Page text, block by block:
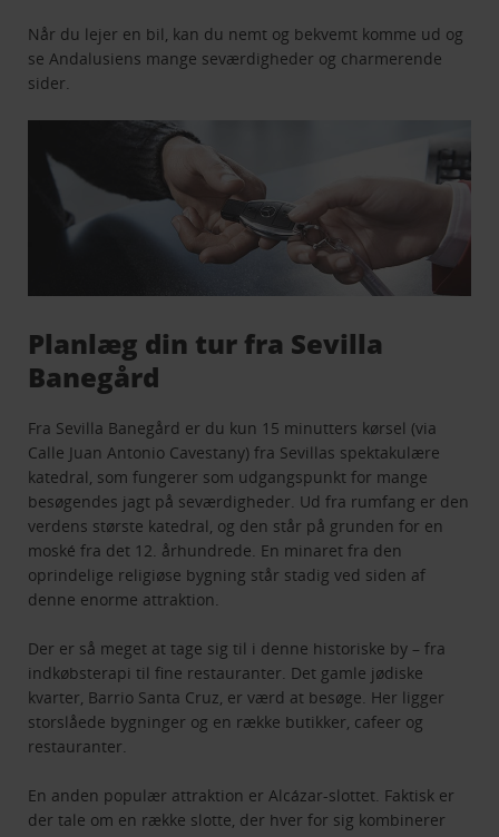
Når du lejer en bil, kan du nemt og bekvemt komme ud og
se Andalusiens mange seværdigheder og charmerende
sider.
Planlæg din tur fra Sevilla
Banegård
Fra Sevilla Banegård er du kun 15 minutters kørsel (via
Calle Juan Antonio Cavestany) fra Sevillas spektakulære
katedral, som fungerer som udgangspunkt for mange
besøgendes jagt på seværdigheder. Ud fra rumfang er den
verdens største katedral, og den står på grunden for en
moské fra det 12. århundrede. En minaret fra den
oprindelige religiøse bygning står stadig ved siden af
denne enorme attraktion.
Der er så meget at tage sig til i denne historiske by – fra
indkøbsterapi til fine restauranter. Det gamle jødiske
kvarter, Barrio Santa Cruz, er værd at besøge. Her ligger
storslåede bygninger og en række butikker, cafeer og
restauranter.
En anden populær attraktion er Alcázar-slottet. Faktisk er
der tale om en række slotte, der hver for sig kombinerer